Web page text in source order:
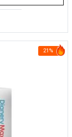
21%